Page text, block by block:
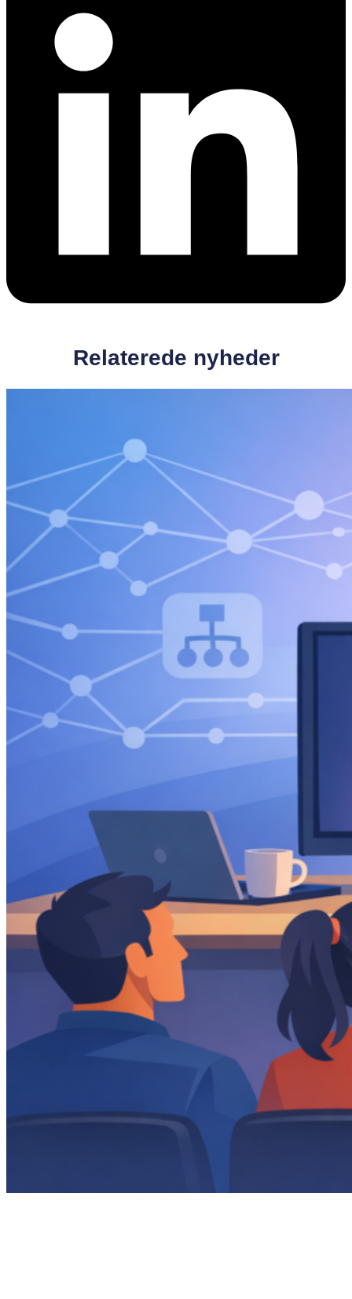
Relaterede nyheder